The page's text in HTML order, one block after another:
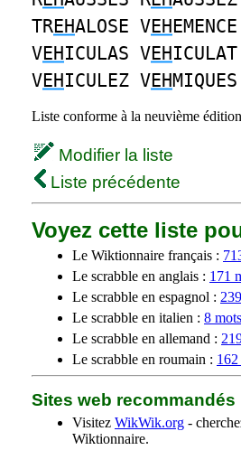
TREHALOSE VEH
VEHICULAS VEH
VEHICULEZ VEH
Liste conforme à la neuvième
Modifier la liste
Liste précédente
Voyez cette liste
Le Wiktionnaire français :
Le scrabble en anglais : 171
Le scrabble en espagnol :
Le scrabble en italien : 8 mots
Le scrabble en allemand :
Le scrabble en roumain :
Sites web recommandés
Visitez WikWik.org -
Wiktionnaire.